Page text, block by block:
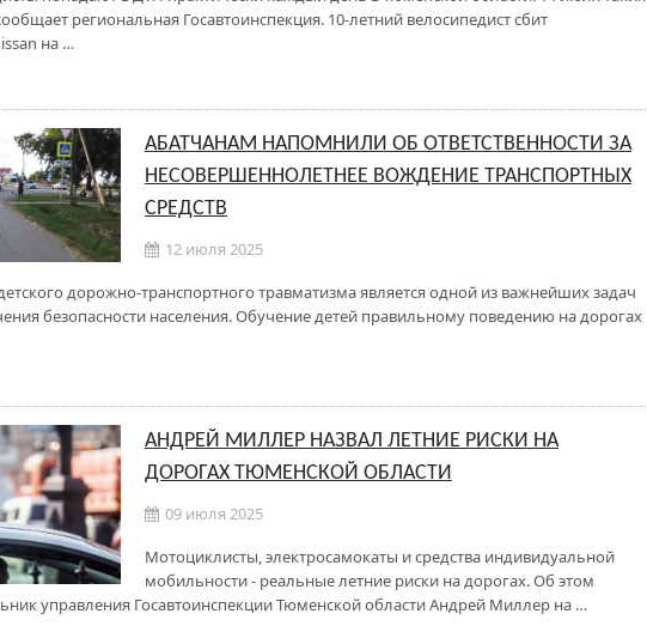
региональная Госавтоинспекция. 10-летний велосипедист сбит
на …
АБАТЧАНАМ НАПОМНИЛИ ОБ ОТВЕТСТВЕННОСТИ ЗА
НЕСОВЕРШЕННОЛЕТНЕЕ ВОЖДЕНИЕ ТРАНСПОРТНЫХ
СРЕДСТВ
12 июля 2025
дорожно-транспортного травматизма является одной из важнейших задач
безопасности населения. Обучение детей правильному поведению на дорогах
АНДРЕЙ МИЛЛЕР НАЗВАЛ ЛЕТНИЕ РИСКИ НА
ДОРОГАХ ТЮМЕНСКОЙ ОБЛАСТИ
09 июля 2025
Мотоциклисты, электросамокаты и средства индивидуальной
мобильности - реальные летние риски на дорогах. Об этом
управления Госавтоинспекции Тюменской области Андрей Миллер на …